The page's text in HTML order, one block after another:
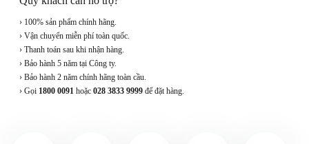
› 100% sản phẩm chính hãng.
› Vận chuyển miễn phí toàn quốc.
› Thanh toán sau khi nhận hàng.
› Bảo hành 5 năm tại Công ty.
› Bảo hành 2 năm chính hãng toàn cầu.
› Gọi 1800 0091 hoặc 028 3833 9999 để đặt hàng.